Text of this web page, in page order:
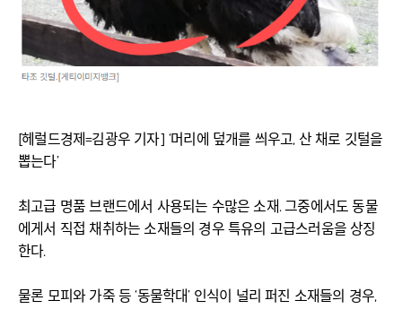
[헤럴드경제=김광우 기자] ‘머리에 덮개를 씌우고, 산 채로 깃털을
뽑는다’
최고급 명품 브랜드에서 사용되는 수많은 소재. 그중에서도 동물
에게서 직접 채취하는 소재들의 경우 특유의 고급스러움을 상징
한다.
물론 모피와 가죽 등 ‘동물학대’ 인식이 널리 퍼진 소재들의 경우,